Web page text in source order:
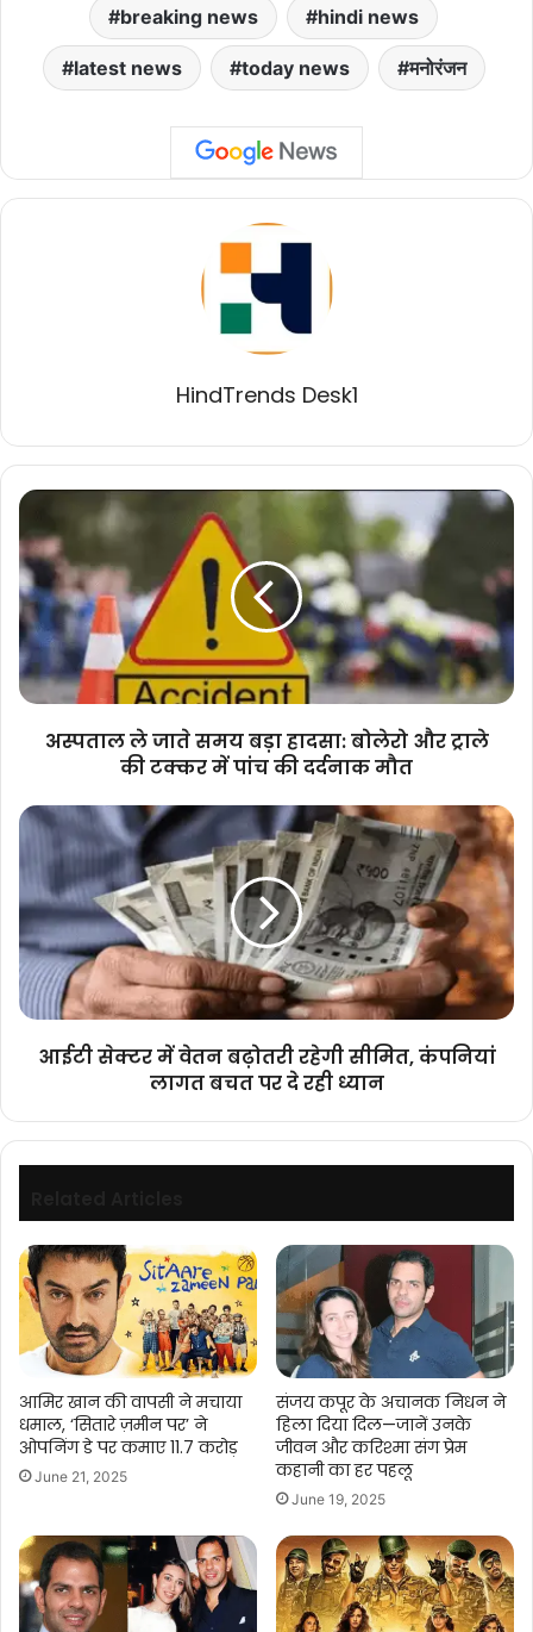
breaking news hindi news
latest news today news मनोरंजन
HindTrends Desk1
अस्पताल
जाते
समय
बड़ा
हादसा:
बोलेरो
और
ट्राले
टक्कर
की
अस्पताल ले जाते समय बड़ा हादसा: बोलेरो और ट्राले
की टक्कर में पांच की दर्दनाक मौत
आईटी
बढ़ोतरी
रहेगी
सीमित,
कंपनियां
लागत
ध्यान
आईटी सेक्टर में वेतन बढ़ोतरी रहेगी सीमित, कंपनियां
लागत बचत पर दे रही ध्यान
आमिर खान की वापसी ने मचाया
धमाल, ‘सितारे ज़मीन पर’ ने
ओपनिंग डे पर कमाए 11.7 करोड़
June 21, 2025
संजय कपूर के अचानक निधन ने
हिला दिया दिल—जानें उनके
जीवन और करिश्मा संग प्रेम
कहानी का हर पहलू
June 19, 2025